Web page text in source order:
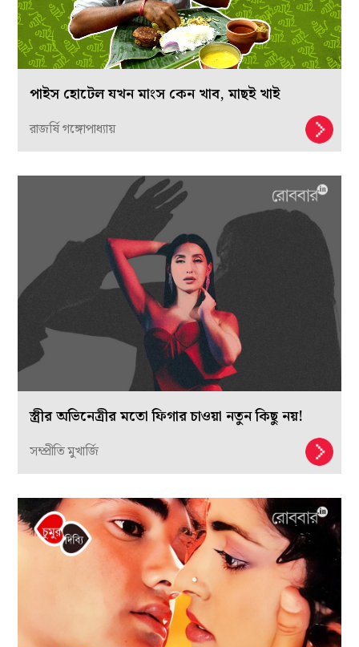
পাইস হোটেল যখন মাংস কেন খাব, মাছই খাই
রাজর্ষি গঙ্গোপাধ্যায়
স্ত্রীর অভিনেত্রীর মতো ফিগার চাওয়া নতুন কিছু নয়!
সম্প্রীতি মুখার্জি